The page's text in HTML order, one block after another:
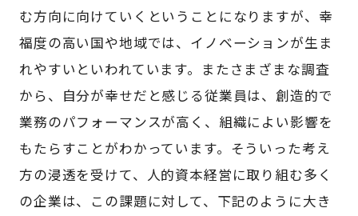
む方向に向けていくということになりますが、幸
福度の高い国や地域では、イノベーションが生ま
れやすいといわれています。またさまざまな調査
から、自分が幸せだと感じる従業員は、創造的で
業務のパフォーマンスが高く、組織によい影響を
もたらすことがわかっています。そういった考え
方の浸透を受けて、人的資本経営に取り組む多く
の企業は、この課題に対して、下記のように大き